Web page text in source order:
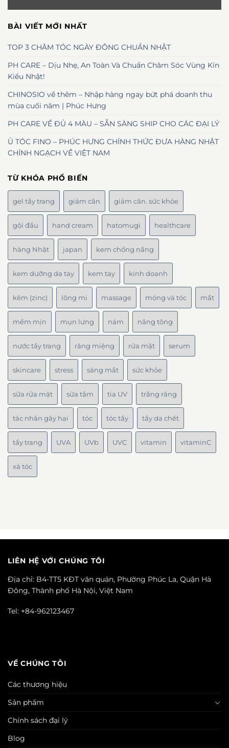
BÀI VIẾT MỚI NHẤT
TOP 3 CHĂM TÓC NGÀY ĐÔNG CHUẨN NHẬT
PH CARE – Dịu Nhẹ, An Toàn Và Chuẩn Chăm Sóc Vùng Kín
Kiểu Nhật!
CHINOSIO về thêm – Nhập hàng ngay bứt phá doanh thu
mùa cuối năm | Phúc Hưng
PH CARE VỀ ĐỦ 4 MÀU – SẴN SÀNG SHIP CHO CÁC ĐẠI LÝ
Ủ TÓC FINO – PHÚC HƯNG CHÍNH THỨC ĐƯA HÀNG NHẬT
CHÍNH NGẠCH VỀ VIỆT NAM
TỪ KHÓA PHỔ BIẾN
gel tẩy trang giảm cân giảm cân. sức khỏe
gội đầu hand cream hatomugi healthcare
hàng Nhật japan kem chống nắng
kem dưỡng da tay kem tay kinh doanh
kẽm (zinc) lông mi massage móng và tóc mắt
mềm mịn mụn lưng nám nâng tông
nước tẩy trang răng miệng rửa mặt serum
skincare stress sáng mắt sức khỏe
sữa rửa mặt sữa tắm tia UV trắng răng
tác nhân gây hại tóc tóc tẩy tẩy da chết
tẩy trang UVA UVb UVC vitamin vitaminC
xả tóc
LIÊN HỆ VỚI CHÚNG TÔI
Địa chỉ: B4-TT5 KĐT văn quán, Phường Phúc La, Quận Hà
Đông, Thành phố Hà Nội, Việt Nam
Tel: +84-962123467
VỀ CHÚNG TÔI
Các thương hiệu
Sản phẩm
Chính sách đại lý
Blog